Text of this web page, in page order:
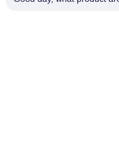
E-Mail-Adresse